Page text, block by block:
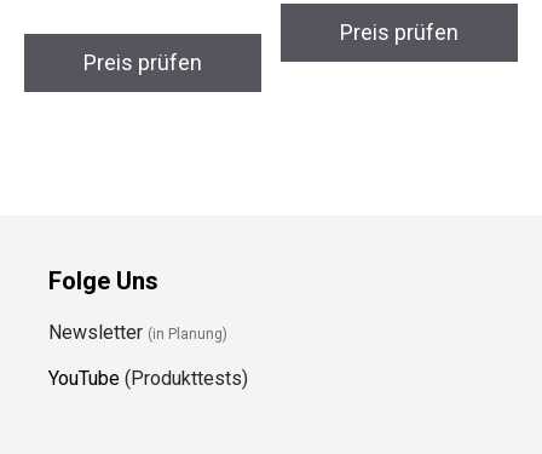
Preis prüfen
Preis prüfen
Folge Uns
Newsletter (in Planung)
YouTube (Produkttests)